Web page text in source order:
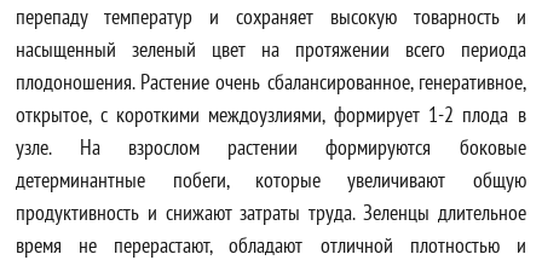
перепаду температур и сохраняет высокую товарность и
насыщенный зеленый цвет на протяжении всего периода
плодоношения. Растение очень сбалансированное, генеративное,
открытое, с короткими междоузлиями, формирует 1-2 плода в
узле. На взрослом растении формируются боковые
детерминантные побеги, которые увеличивают общую
продуктивность и снижают затраты труда. Зеленцы длительное
время не перерастают, обладают отличной плотностью и